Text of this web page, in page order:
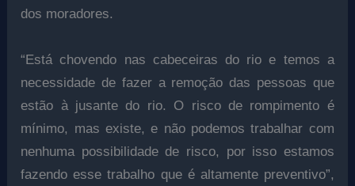
dos moradores.
“Está chovendo nas cabeceiras do rio e temos a
necessidade de fazer a remoção das pessoas que
estão à jusante do rio. O risco de rompimento é
mínimo, mas existe, e não podemos trabalhar com
nenhuma possibilidade de risco, por isso estamos
fazendo esse trabalho que é altamente preventivo”,